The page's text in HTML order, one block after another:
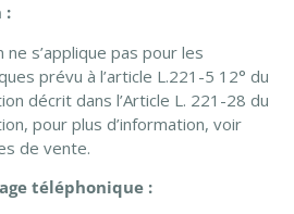
:
s’applique pas pour les
prévu à l’article L.221-5 12° du
décrit dans l’Article L. 221-28 du
pour plus d’information, voir
de vente.
téléphonique :